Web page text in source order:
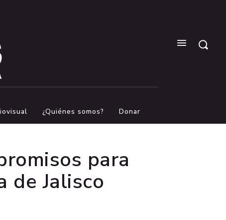
¿Quiénes somos? Donar
para
de Jalisco